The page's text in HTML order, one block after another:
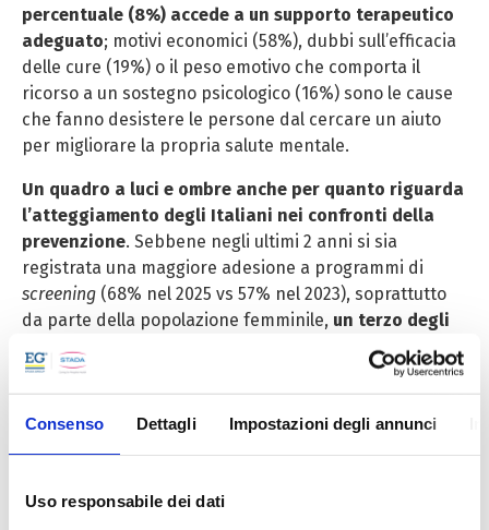
Consenso Dettagli Impostazioni degli annunci
Uso responsabile dei dati
percentuale (8%) accede a un supporto terapeutico
adeguato; motivi economici (58%), dubbi sull’efficacia
delle cure (19%) o il peso emotivo che comporta il
ricorso a un sostegno psicologico (16%) sono le cause
che fanno desistere le persone dal cercare un aiuto
per migliorare la propria salute mentale.
Un quadro a luci e ombre anche per quanto riguarda
l’atteggiamento degli Italiani nei confronti della
prevenzione. Sebbene negli ultimi 2 anni si sia
registrata una maggiore adesione a programmi di
screening (68% nel 2025 vs 57% nel 2023), soprattutto
da parte della popolazione femminile, un terzo degli
intervistati
controllo
medico, a causa di costi troppo elevati (28%), di
mancanza di informazione su qualicheck upfare (24%)
e per difficoltà di accesso (20%).
Ma come valutano gli Italiani l’assistenza sanitaria